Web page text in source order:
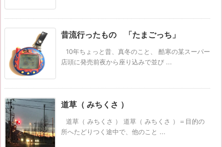
昔流行ったもの 「たまごっち」
10年ちょっと昔、真冬のこと、 酷寒の某スーパー
店頭に発売前夜から座り込みで並び ...
道草（ みちくさ ）
道草（ みちくさ ） 道草（ みちくさ ）＝目的の
所へたどりつく途中で、他のこと ...